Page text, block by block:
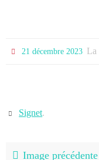
21 décembre 2023 La
Signet.
Image précédente